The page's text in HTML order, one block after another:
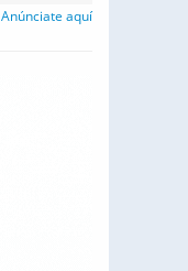
Anúnciate aquí